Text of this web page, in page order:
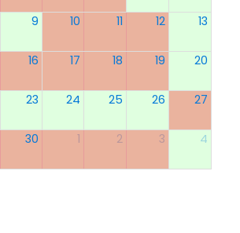
9 10 11 12 13
16 17 18 19 20
23 24 25 26 27
30 1 2 3 4